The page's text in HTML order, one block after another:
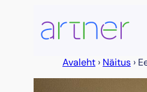
Avaleht › Näitus ›